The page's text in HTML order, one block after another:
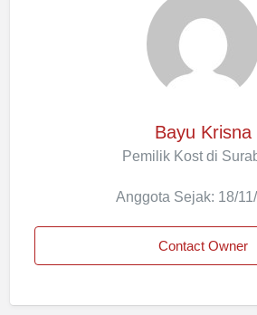
Bayu Krisna
Pemilik Kost di
Anggota Sejak: 18/
Contact Owner